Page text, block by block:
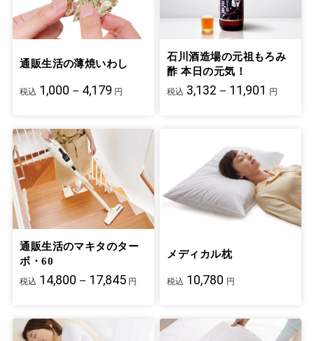
通販生活の薄焼いわし
税込 1,000－4,179 円
石川酒造場の元祖もろみ
酢 本日の元気！
税込 3,132－11,901 円
通販生活のマキタのター
ボ・60
税込 14,800－17,845 円
メディカル枕
税込 10,780 円